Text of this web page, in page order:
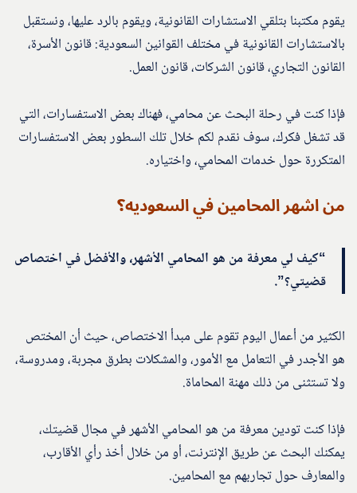
يقوم مكتبنا بتلقي الاستشارات القانونية، ويقوم بالرد عليها، ونستقبل
بالاستشارات القانونية في مختلف القوانين السعودية: قانون الأسرة،
القانون التجاري، قانون الشركات، قانون العمل.
فإذا كنت في رحلة البحث عن محامي، فهناك بعض الاستفسارات، التي
قد تشغل فكرك، سوف نقدم لكم خلال تلك السطور بعض الاستفسارات
المتكررة حول خدمات المحامي، واختياره.
من اشهر المحامين في السعوديه؟
“كيف لي معرفة من هو المحامي الأشهر، والأفضل في اختصاص
قضيتي؟”.
الكثير من أعمال اليوم تقوم على مبدأ الاختصاص، حيث أن المختص
هو الأجدر في التعامل مع الأمور، والمشكلات بطرق مجربة، ومدروسة،
ولا تستثنى من ذلك مهنة المحاماة.
فإذا كنت تودين معرفة من هو المحامي الأشهر في مجال قضيتك،
يمكنك البحث عن طريق الإنترنت، أو من خلال أخذ رأي الأقارب،
والمعارف حول تجاربهم مع المحامين.